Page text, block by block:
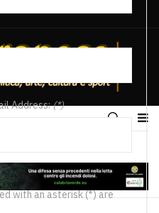
Address:(*)
with an asterisk (*) are